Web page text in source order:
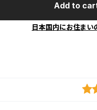
Add to
日本国内にお住まい